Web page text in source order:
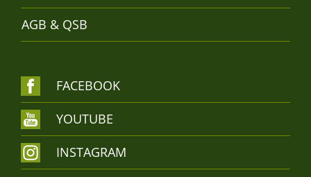
AGB & QSB
FACEBOOK
YOUTUBE
INSTAGRAM